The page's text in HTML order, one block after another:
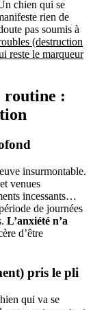
chien qui se
rien de
pas soumis à
(destruction
reste le marqueur
routine :
insurmontable.
venues
incessants…
de journées
L’anxiété n’a
d’être
pris le pli
qui va se